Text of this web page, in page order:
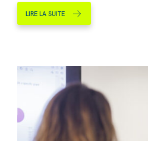
LIRE LA SUITE